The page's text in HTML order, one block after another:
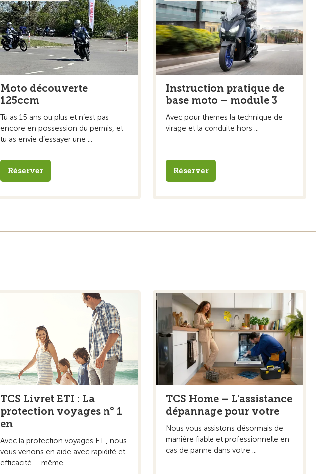
Moto découverte
125ccm
Tu as 15 ans ou plus et n’est pas
encore en possession du permis, et
tu as envie d’essayer une ...
Réserver
Instruction pratique de
base moto – module 3
Avec pour thèmes la technique de
virage et la conduite hors ...
Réserver
TCS Livret ETI : La
protection voyages n° 1
en
Avec la protection voyages ETI, nous
vous venons en aide avec rapidité et
efficacité – même ...
TCS Home – L'assistance
dépannage pour votre
Nous vous assistons désormais de
manière fiable et professionnelle en
cas de panne dans votre ...